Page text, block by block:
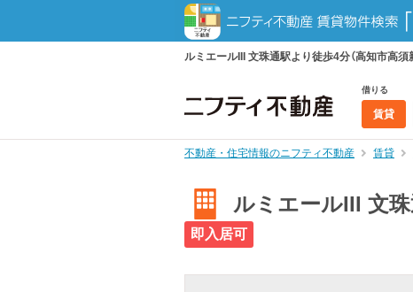
ルミエールIII 文珠通駅より徒歩4分（高知市高
借りる
賃貸
不動産・住宅情報のニフティ不動産 賃貸
ルミエールIII 文珠
即入居可